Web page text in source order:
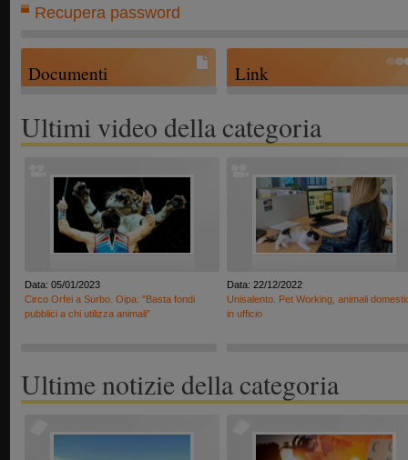
Recupera password
Documenti Link
Ultimi video della categoria
Data: 05/01/2023
Circo Orfei a Surbo. Oipa: "Basta fondi
pubblici a chi utilizza animali"
Data: 22/12/2022
Unisalento. Pet Working, animali
in ufficio
Ultime notizie della categoria